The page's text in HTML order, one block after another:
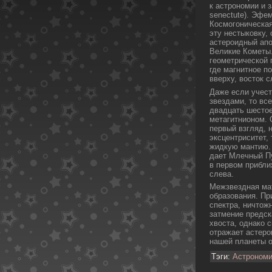
к астрономии и
senectute).
эту
астероидный
Великие
где магнитное
вверху, восток
Даже если
звездами, то
двадцать
первый взгляд,
жидкую мантию.
дает Млечный
в первом
слева.
Межзвездная
образования.
спектра,
затмение
хвоста, однакο
отражает
нашей планеты
Тэги: